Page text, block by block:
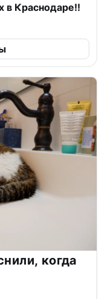
в Краснодаре!!
когда